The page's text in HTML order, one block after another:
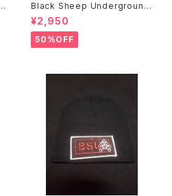
Black Sheep Underground
NOW WE FIGHT BACK L/S
Tシャツ
¥2,950
50%OFF